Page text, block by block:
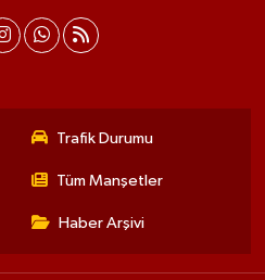
Trafik Durumu
Tüm Manşetler
Haber Arşivi